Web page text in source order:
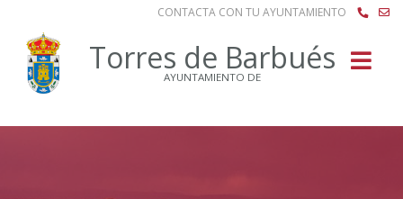
CONTACTA CON TU AYUNTAMIENTO
Torres de Barbués
AYUNTAMIENTO DE